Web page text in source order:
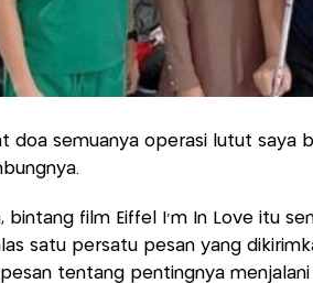
doa semuanya operasi lutut saya
bintang film Eiffel I'm In Love itu
satu persatu pesan yang
tentang pentingnya